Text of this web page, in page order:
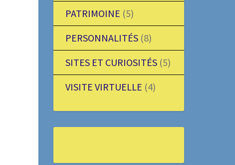
PATRIMOINE (5)
PERSONNALITÉS(8)
SITES ET CURIOSITÉS(5)
VISITE VIRTUELLE (4)